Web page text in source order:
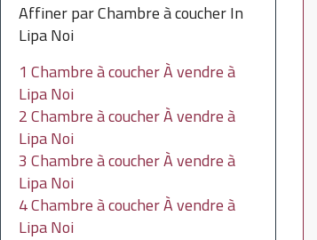
Affiner par Chambre à coucher In
Lipa Noi
1 Chambre à coucher À vendre à
Lipa Noi
2 Chambre à coucher À vendre à
Lipa Noi
3 Chambre à coucher À vendre à
Lipa Noi
4 Chambre à coucher À vendre à
Lipa Noi